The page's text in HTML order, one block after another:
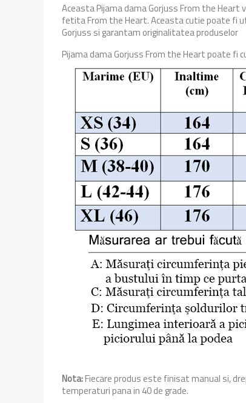
Aceasta Pijama dama Gorjuss From the
fetita From the Heart. Aceasta cutie poate fi
Gorjuss si garantam originalitatea produselor
Pijama dama Gorjuss From the Heart poate fi
Nota:Fiecare produs este finisat manual si,
temperaturi pana in 40 de grade.